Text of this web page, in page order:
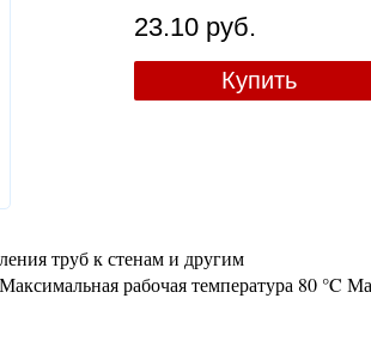
23.10 руб.
Купить
труб к стенам и другим
рабочая температура 80 °C